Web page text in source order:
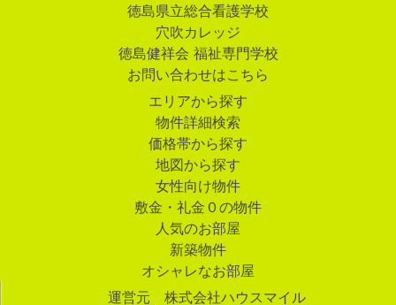
徳島県立総合看護学校
穴吹カレッジ
徳島健祥会 福祉専門学校
お問い合わせはこちら
エリアから探す
物件詳細検索
価格帯から探す
地図から探す
女性向け物件
敷金・礼金０の物件
人気のお部屋
新築物件
オシャレなお部屋
運営元 株式会社ハウスマイル